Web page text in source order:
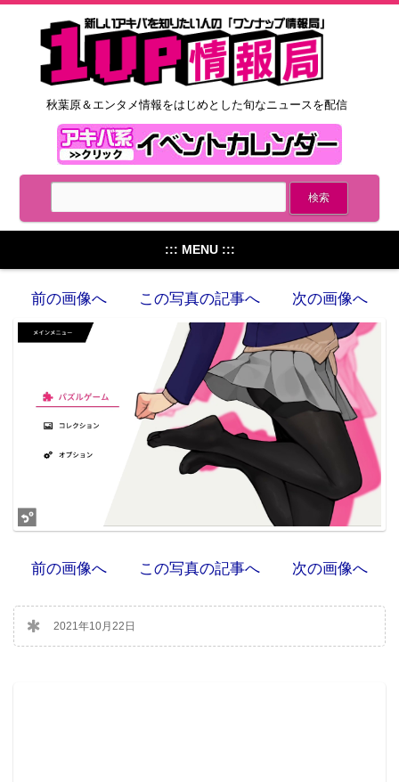
秋葉原＆エンタメ情報をはじめとした旬なニュースを配信
::: MENU :::
前の画像へ この写真の記事へ 次の画像へ
前の画像へ この写真の記事へ 次の画像へ
2021年10月22日